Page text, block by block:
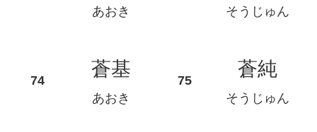
あおき そうじゅん
蒼基
あおき
蒼純
そうじゅん